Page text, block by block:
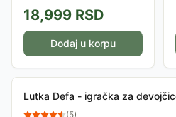
18,999 RSD
Dodaj u korpu
Lutka Defa - igračka za
(5)